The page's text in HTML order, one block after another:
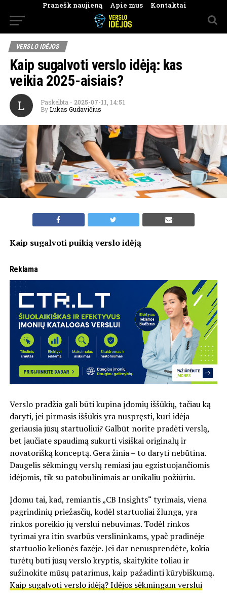
Pranešk naujieną Apie mus Kontaktai
VERSLO IDĖJOS
Kaip sugalvoti verslo idėją: kas
veikia 2025-aisiais?
L Paskelbta - 2025-07-11, 14:51
By Lukas Gudavičius
Kaip sugalvoti puikią verslo idėją
Reklama
Verslo pradžia gali būti kupina įdomių iššūkių, tačiau ką
daryti, jei pirmasis iššūkis yra nuspręsti, kuri idėja
geriausia jūsų startuoliui? Galbūt norite pradėti verslą,
bet jaučiate spaudimą sukurti visiškai originalų ir
novatorišką konceptą. Gera žinia – to daryti nebūtina.
Daugelis sėkmingų verslų remiasi jau egzistuojančiomis
idėjomis, tik su patobulinimais ar unikaliu požiūriu.
Įdomu tai, kad, remiantis „CB Insights“ tyrimais, viena
pagrindinių priežasčių, kodėl startuoliai žlunga, yra
rinkos poreikio jų verslui nebuvimas. Todėl rinkos
tyrimai yra itin svarbūs verslininkams, ypač pradinėje
startuolio kelionės fazėje. Jei dar nenusprendėte, kokia
turėtų būti jūsų verslo kryptis, skaitykite toliau ir
sužinokite mūsų patarimus, kaip pažadinti kūrybiškumą.
Kaip sugalvoti verslo idėją? Idėjos sėkmingam verslui